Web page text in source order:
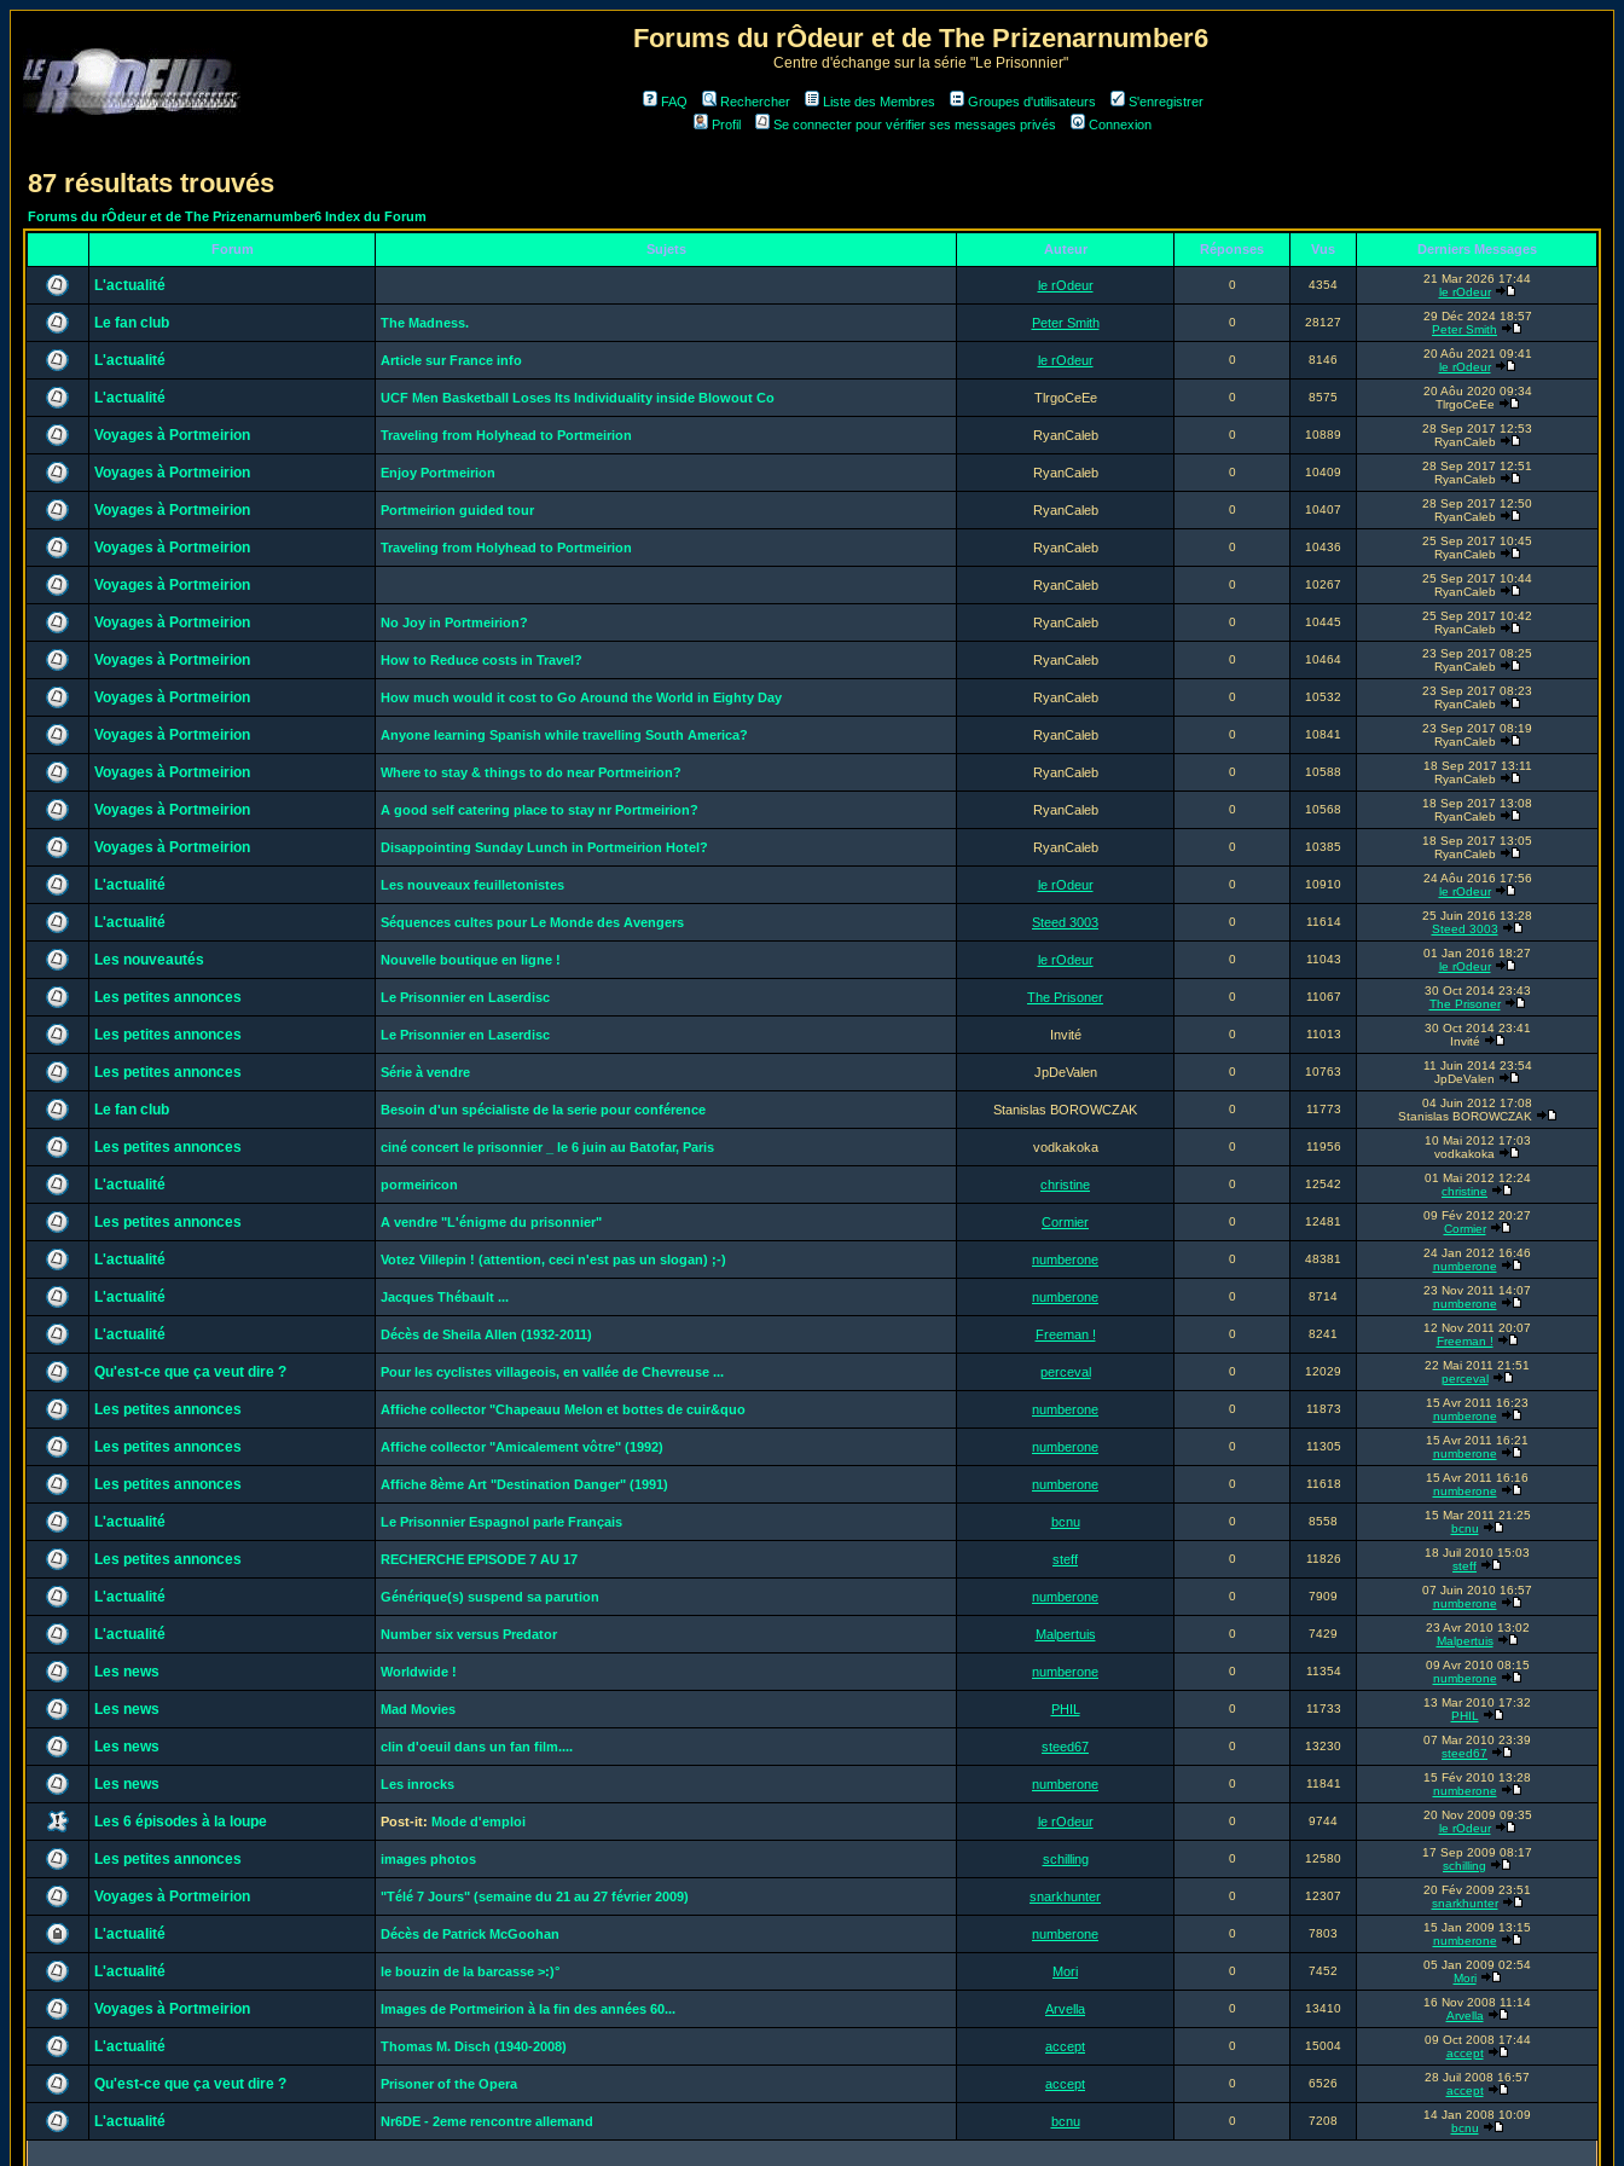
Forums du rÔdeur et de The Prizenarnumber6
Centre d'échange sur la série "Le Prisonnier"
FAQ Rechercher Liste des Membres Groupes d'utilisateurs
S'enregistrer
Profil
Se connecter pour vérifier ses messages privés Connexion
87 résultats trouvés
Forums du rÔdeur et de The Prizenarnumber6 Index du Forum
Forum Sujets Auteur Réponses Vus Derniers Messages
L'actualité le rOdeur 0 4354
21 Mar 2026 17:44
le rOdeur
Le fan club The Madness. Peter Smith 0 28127
29 Déc 2024 18:57
Peter Smith
L'actualité Article sur France info le rOdeur 0 8146
20 Aôu 2021 09:41
le rOdeur
L'actualité UCF Men Basketball Loses Its Individuality inside Blowout Co TlrgoCeEe 0 8575
20 Aôu 2020 09:34
TlrgoCeEe
Voyages à Portmeirion Traveling from Holyhead to Portmeirion RyanCaleb 0 10889
28 Sep 2017 12:53
RyanCaleb
Voyages à Portmeirion Enjoy Portmeirion RyanCaleb 0 10409
28 Sep 2017 12:51
RyanCaleb
Voyages à Portmeirion Portmeirion guided tour RyanCaleb 0 10407
28 Sep 2017 12:50
RyanCaleb
Voyages à Portmeirion Traveling from Holyhead to Portmeirion RyanCaleb 0 10436
25 Sep 2017 10:45
RyanCaleb
Voyages à Portmeirion RyanCaleb 0 10267
25 Sep 2017 10:44
RyanCaleb
Voyages à Portmeirion No Joy in Portmeirion? RyanCaleb 0 10445
25 Sep 2017 10:42
RyanCaleb
Voyages à Portmeirion How to Reduce costs in Travel? RyanCaleb 0 10464
23 Sep 2017 08:25
RyanCaleb
Voyages à Portmeirion How much would it cost to Go Around the World in Eighty Day RyanCaleb 0 10532
23 Sep 2017 08:23
RyanCaleb
Voyages à Portmeirion Anyone learning Spanish while travelling South America? RyanCaleb 0 10841
23 Sep 2017 08:19
RyanCaleb
Voyages à Portmeirion Where to stay & things to do near Portmeirion? RyanCaleb 0 10588
18 Sep 2017 13:11
RyanCaleb
Voyages à Portmeirion A good self catering place to stay nr Portmeirion? RyanCaleb 0 10568
18 Sep 2017 13:08
RyanCaleb
Voyages à Portmeirion Disappointing Sunday Lunch in Portmeirion Hotel? RyanCaleb 0 10385
18 Sep 2017 13:05
RyanCaleb
L'actualité Les nouveaux feuilletonistes le rOdeur 0 10910
24 Aôu 2016 17:56
le rOdeur
L'actualité Séquences cultes pour Le Monde des Avengers Steed 3003 0 11614
25 Juin 2016 13:28
Steed 3003
Les nouveautés Nouvelle boutique en ligne ! le rOdeur 0 11043
01 Jan 2016 18:27
le rOdeur
Les petites annonces Le Prisonnier en Laserdisc The Prisoner 0 11067
30 Oct 2014 23:43
The Prisoner
Les petites annonces Le Prisonnier en Laserdisc Invité 0 11013
30 Oct 2014 23:41
Invité
Les petites annonces Série à vendre JpDeValen 0 10763
11 Juin 2014 23:54
JpDeValen
Le fan club Besoin d'un spécialiste de la serie pour conférence Stanislas BOROWCZAK 0 11773
04 Juin 2012 17:08
Stanislas BOROWCZAK
Les petites annonces ciné concert le prisonnier _ le 6 juin au Batofar, Paris vodkakoka 0 11956
10 Mai 2012 17:03
vodkakoka
L'actualité pormeiricon christine 0 12542
01 Mai 2012 12:24
christine
Les petites annonces A vendre "L'énigme du prisonnier" Cormier 0 12481
09 Fév 2012 20:27
Cormier
L'actualité Votez Villepin ! (attention, ceci n'est pas un slogan) ;-) numberone 0 48381
24 Jan 2012 16:46
numberone
L'actualité Jacques Thébault ... numberone 0 8714
23 Nov 2011 14:07
numberone
L'actualité Décès de Sheila Allen (1932-2011) Freeman ! 0 8241
12 Nov 2011 20:07
Freeman !
Qu'est-ce que ça veut dire ? Pour les cyclistes villageois, en vallée de Chevreuse ... perceval 0 12029
22 Mai 2011 21:51
perceval
Les petites annonces Affiche collector "Chapeauu Melon et bottes de cuir&quo numberone 0 11873
15 Avr 2011 16:23
numberone
Les petites annonces Affiche collector "Amicalement vôtre" (1992) numberone 0 11305
15 Avr 2011 16:21
numberone
Les petites annonces Affiche 8ème Art "Destination Danger" (1991) numberone 0 11618
15 Avr 2011 16:16
numberone
L'actualité Le Prisonnier Espagnol parle Français bcnu 0 8558
15 Mar 2011 21:25
bcnu
Les petites annonces RECHERCHE EPISODE 7 AU 17 steff 0 11826
18 Juil 2010 15:03
steff
L'actualité Générique(s) suspend sa parution numberone 0 7909
07 Juin 2010 16:57
numberone
L'actualité Number six versus Predator Malpertuis 0 7429
23 Avr 2010 13:02
Malpertuis
Les news Worldwide ! numberone 0 11354
09 Avr 2010 08:15
numberone
Les news Mad Movies PHIL 0 11733
13 Mar 2010 17:32
PHIL
Les news clin d'oeuil dans un fan film.... steed67 0 13230
07 Mar 2010 23:39
steed67
Les news Les inrocks numberone 0 11841
15 Fév 2010 13:28
numberone
Les 6 épisodes à la loupe Post-it: Mode d'emploi le rOdeur 0 9744
20 Nov 2009 09:35
le rOdeur
Les petites annonces images photos schilling 0 12580
17 Sep 2009 08:17
schilling
Voyages à Portmeirion "Télé 7 Jours" (semaine du 21 au 27 février 2009) snarkhunter 0 12307
20 Fév 2009 23:51
snarkhunter
L'actualité Décès de Patrick McGoohan numberone 0 7803
15 Jan 2009 13:15
numberone
L'actualité le bouzin de la barcasse >:)° Mori 0 7452
05 Jan 2009 02:54
Mori
Voyages à Portmeirion Images de Portmeirion à la fin des années 60... Arvella 0 13410
16 Nov 2008 11:14
Arvella
L'actualité Thomas M. Disch (1940-2008) accept 0 15004
09 Oct 2008 17:44
accept
Qu'est-ce que ça veut dire ? Prisoner of the Opera accept 0 6526
28 Juil 2008 16:57
accept
L'actualité Nr6DE - 2eme rencontre allemand bcnu 0 7208
14 Jan 2008 10:09
bcnu